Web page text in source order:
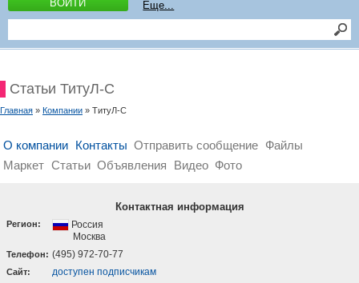
ВОЙТИ
Еще...
Статьи ТитуЛ-С
Главная » Компании » ТитуЛ-С
О компании Контакты Отправить сообщение Файлы
Маркет Статьи Объявления Видео Фото
Контактная информация
Регион:
Россия
Москва
Телефон: (495) 972-70-77
Cайт: доступен подписчикам